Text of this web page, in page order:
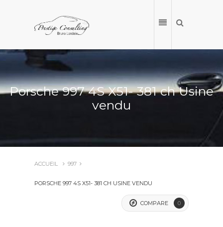
NOS VÉHICULES
Porsche 997 4S X51- 381 ch Usine
vendu
ACCUEIL 997
PORSCHE 997 4S X51- 381 CH USINE VENDU
COMPARE 0